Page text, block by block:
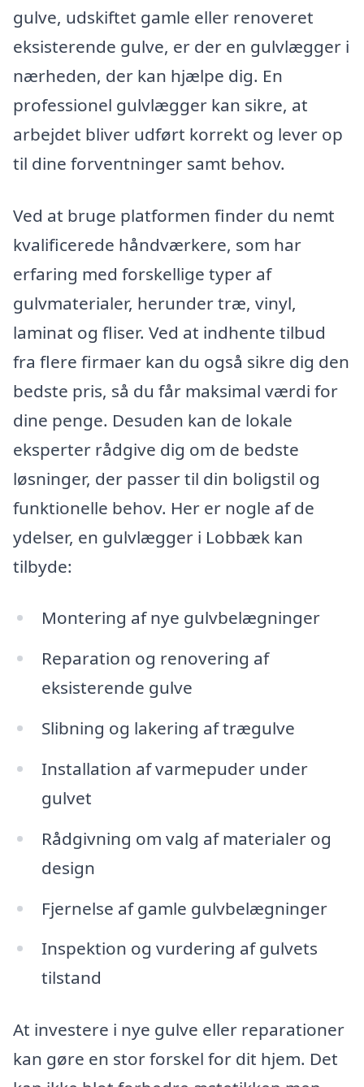
gulve, udskiftet gamle eller renoveret
eksisterende gulve, er der en gulvlægger i
nærheden, der kan hjælpe dig. En
professionel gulvlægger kan sikre, at
arbejdet bliver udført korrekt og lever op
til dine forventninger samt behov.
Ved at bruge platformen finder du nemt
kvalificerede håndværkere, som har
erfaring med forskellige typer af
gulvmaterialer, herunder træ, vinyl,
laminat og fliser. Ved at indhente tilbud
fra flere firmaer kan du også sikre dig den
bedste pris, så du får maksimal værdi for
dine penge. Desuden kan de lokale
eksperter rådgive dig om de bedste
løsninger, der passer til din boligstil og
funktionelle behov. Her er nogle af de
ydelser, en gulvlægger i Lobbæk kan
tilbyde:
Montering af nye gulvbelægninger
Reparation og renovering af
eksisterende gulve
Slibning og lakering af trægulve
Installation af varmepuder under
gulvet
Rådgivning om valg af materialer og
design
Fjernelse af gamle gulvbelægninger
Inspektion og vurdering af gulvets
tilstand
At investere i nye gulve eller reparationer
kan gøre en stor forskel for dit hjem. Det